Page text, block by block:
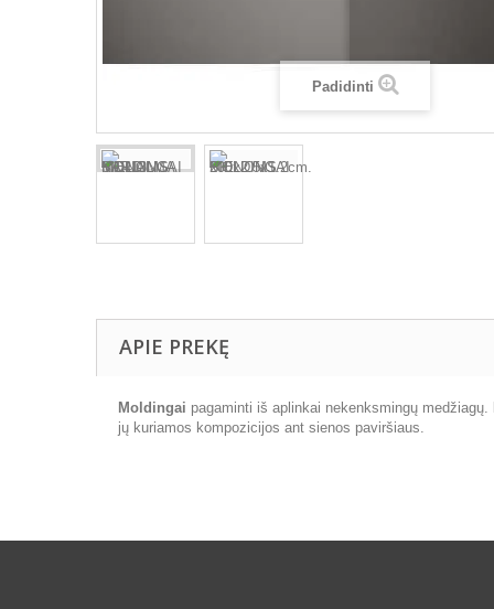
Padidinti
APIE PREKĘ
Moldingai pagaminti iš aplinkai nekenksmingų medžiagų.
jų kuriamos kompozicijos ant sienos paviršiaus.